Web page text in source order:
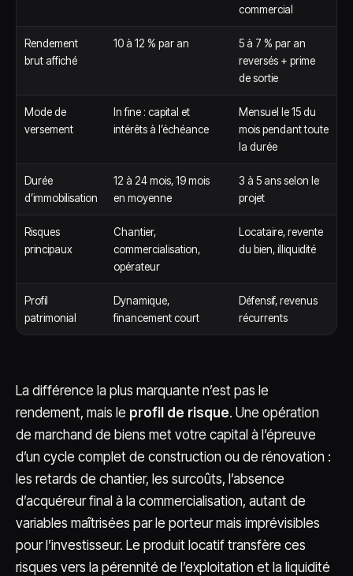
commercial
Rendement
brut affiché
10 à 12 % par an
5 à 7 % par an
reversés + prime
de sortie
Mode de
versement
In fine : capital et
intérêts à l’échéance
Mensuel le 15 du
mois pendant toute
la durée
Durée
d’immobilisation
12 à 24 mois, 19 mois
en moyenne
3 à 5 ans selon le
projet
Risques
principaux
Chantier,
commercialisation,
opérateur
Locataire, revente
du bien, illiquidité
Profil
patrimonial
Dynamique,
financement court
Défensif, revenus
récurrents
La différence la plus marquante n’est pas le
rendement, mais le profil de risque. Une opération
de marchand de biens met votre capital à l’épreuve
d’un cycle complet de construction ou de rénovation :
les retards de chantier, les surcoûts, l’absence
d’acquéreur final à la commercialisation, autant de
variables maîtrisées par le porteur mais imprévisibles
pour l’investisseur. Le produit locatif transfère ces
risques vers la pérennité de l’exploitation et la liquidité